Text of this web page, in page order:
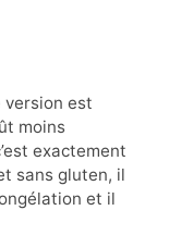
version est
moins
exactement
sans gluten, il
et il